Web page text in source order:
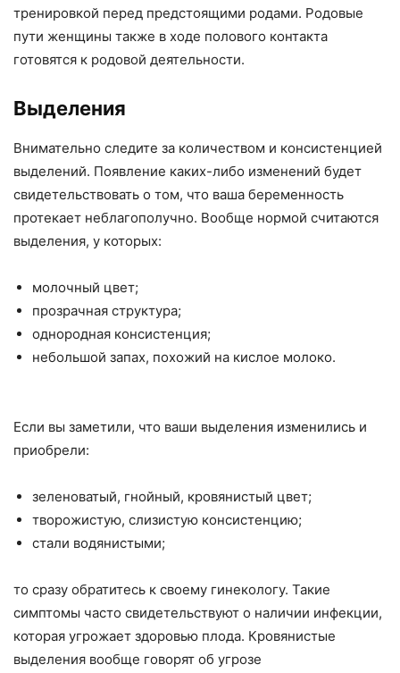
тренировкой перед предстоящими родами. Родовые
пути женщины также в ходе полового контакта
готовятся к родовой деятельности.
Выделения
Внимательно следите за количеством и консистенцией
выделений. Появление каких-либо изменений будет
свидетельствовать о том, что ваша беременность
протекает неблагополучно. Вообще нормой считаются
выделения, у которых:
молочный цвет;
прозрачная структура;
однородная консистенция;
небольшой запах, похожий на кислое молоко.
Если вы заметили, что ваши выделения изменились и
приобрели:
зеленоватый, гнойный, кровянистый цвет;
творожистую, слизистую консистенцию;
стали водянистыми;
то сразу обратитесь к своему гинекологу. Такие
симптомы часто свидетельствуют о наличии инфекции,
которая угрожает здоровью плода. Кровянистые
выделения вообще говорят об угрозе